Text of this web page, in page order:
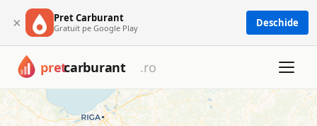
× Pret Carburant
Gratuit pe Google Play Deschide
Harta benzinăriilor din
Harta cu toate cele 1673 benzinării din România: Petrom,
Filtrează după tip de carburant sau rețea pentru a găsi